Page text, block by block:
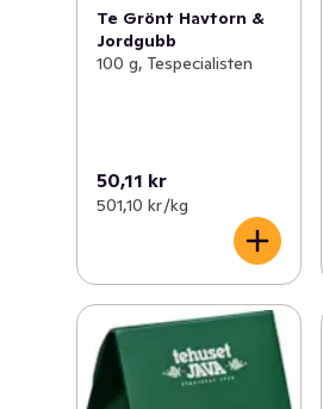
Te Grönt Havtorn &
Jordgubb
100 g, Tespecialisten
50,11 kr
501,10 kr /kg